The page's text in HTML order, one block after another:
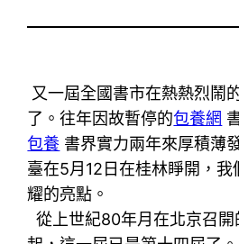
又一屆全國書市在熱熱烈鬧
了。往年因故暫停的包養網
包養 書界實力兩年來厚積薄
臺在5月12日在桂林睜開，我
耀的亮點。
從上世紀80年月在北京召